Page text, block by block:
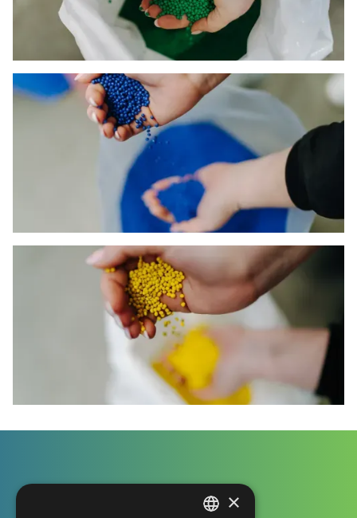
×